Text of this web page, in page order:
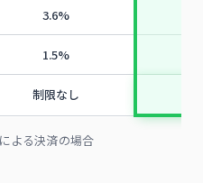
3.6%
1.5%
制限なし
よる決済の場合